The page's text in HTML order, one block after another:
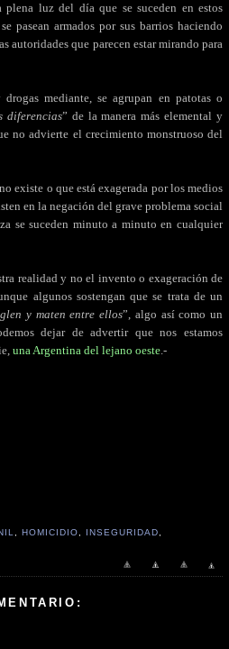
luz del día que se suceden en estos
pasean armados por sus barrios haciendo
autoridades que parecen estar mirando para
mediante, se agrupan en patotas o
diferencias” de la manera más elemental y
no advierte el crecimiento monstruoso del
existe o que está exagerada por los medios
en la negación del grave problema social
se suceden minuto a minuto en cualquier
realidad y no el invento o exageración de
algunos sostengan que se trata de un
y maten entre ellos”, algo así como un
dejar de advertir que nos estamos
una Argentina del lejano oeste.-
HOMICIDIO INSEGURIDAD